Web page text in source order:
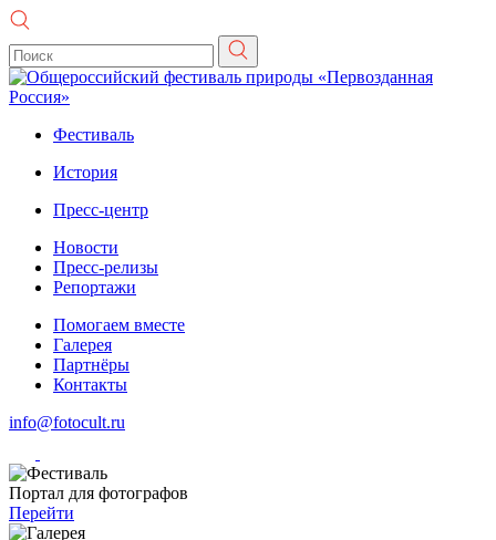
Фестиваль
История
Пресс-центр
Новости
Пресс-релизы
Репортажи
Помогаем вместе
Галерея
Партнёры
Контакты
info@fotocult.ru
Портал для фотографов
Перейти